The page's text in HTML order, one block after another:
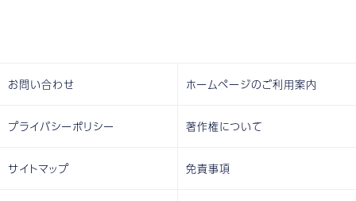
お問い合わせ ホームページのご利用案内
プライバシーポリシー 著作権について
サイトマップ 免責事項